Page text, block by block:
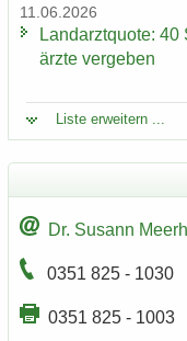
11.06.2026
Land­arzt­quo­te:
ärz­te ver­ge­ben
Liste er­wei­tern ...
Dr. Su­sann
0351 825 - 1030
0351 825 - 1003